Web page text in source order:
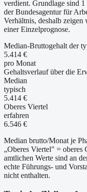
verdient. Grundlage sind
der Bundesagentur für
Verhältnis, deshalb zeigen
einer Einzelprognose.
Median-Bruttogehalt der
5.414 €
pro Monat
Gehaltsverlauf über die
Median
typisch
5.414 €
Oberes Viertel
erfahren
6.546 €
Median brutto/Monat je
„Oberes Viertel" = oberes
amtlichen Werte sind an
echte Führungs- und
nicht enthalten.